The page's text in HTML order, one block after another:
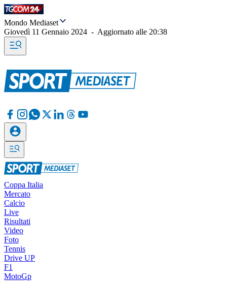
Mondo Mediaset
Giovedì 11 Gennaio 2024 - Aggiornato alle 20:38
Coppa Italia
Mercato
Calcio
Live
Risultati
Video
Foto
Tennis
Drive UP
F1
MotoGp